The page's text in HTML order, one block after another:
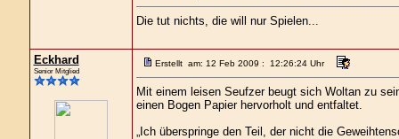
Die tut nichts, die will nur Spielen...
Eckhard
Senior Mitglied
Erstellt am: 12 Feb 2009 : 12:26:24 Uhr
Mit einem leisen Seufzer beugt sich Woltan zu
einen Bogen Papier hervorholt und entfaltet.
„Ich überspringe den Teil, der nicht die